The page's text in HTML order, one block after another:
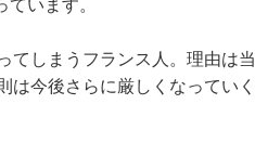
います。
てしまうフランス人。理由は
今後さらに厳しくなっていく